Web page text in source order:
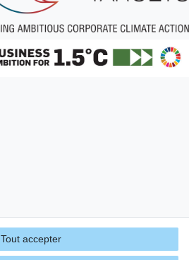
Tout accepter